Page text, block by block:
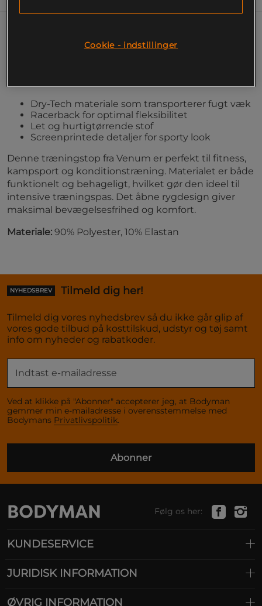
kroppen sval og tør under hård træning.
Dry-Tech materiale som transporterer fugt væk
Racerback for optimal fleksibilitet
Let og hurtigtørrende stof
Screenprintede detaljer for sporty look
Denne træningstop fra Venum er perfekt til fitness,
kampsport og konditionstræning. Materialet er både
funktionelt og behageligt, hvilket gør den ideel til
intensive træningspas. Det åbne rygdesign giver
maksimal bevægelsesfrihed og komfort.
Materiale: 90% Polyester, 10% Elastan
NYHEDSBREV Tilmeld dig her!
Tilmeld dig vores nyhedsbrev så du ikke går glip af
vores gode tilbud på kosttilskud, udstyr og tøj samt
info om nyheder og rabatkoder.
Ved at klikke på "Abonner" accepterer jeg, at Bodyman
gemmer min e-mailadresse i overensstemmelse med
Bodymans Privatlivspolitik.
Abonner
Følg os her:
KUNDESERVICE
JURIDISK INFORMATION
ØVRIG INFORMATION
Cookie - indstillinger